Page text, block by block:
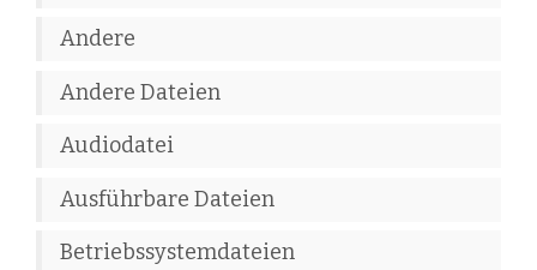
Andere
Andere Dateien
Audiodatei
Ausführbare Dateien
Betriebssystemdateien